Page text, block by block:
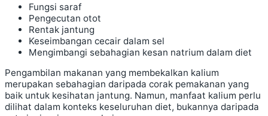
Fungsi saraf
Pengecutan otot
Rentak jantung
Keseimbangan cecair dalam sel
Mengimbangi sebahagian kesan natrium dalam diet
Pengambilan makanan yang membekalkan kalium
merupakan sebahagian daripada corak pemakanan yang
baik untuk kesihatan jantung. Namun, manfaat kalium perlu
dilihat dalam konteks keseluruhan diet, bukannya daripada